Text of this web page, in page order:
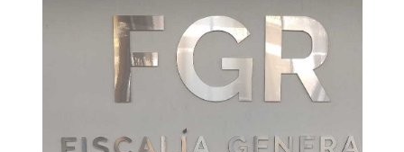
Allende.